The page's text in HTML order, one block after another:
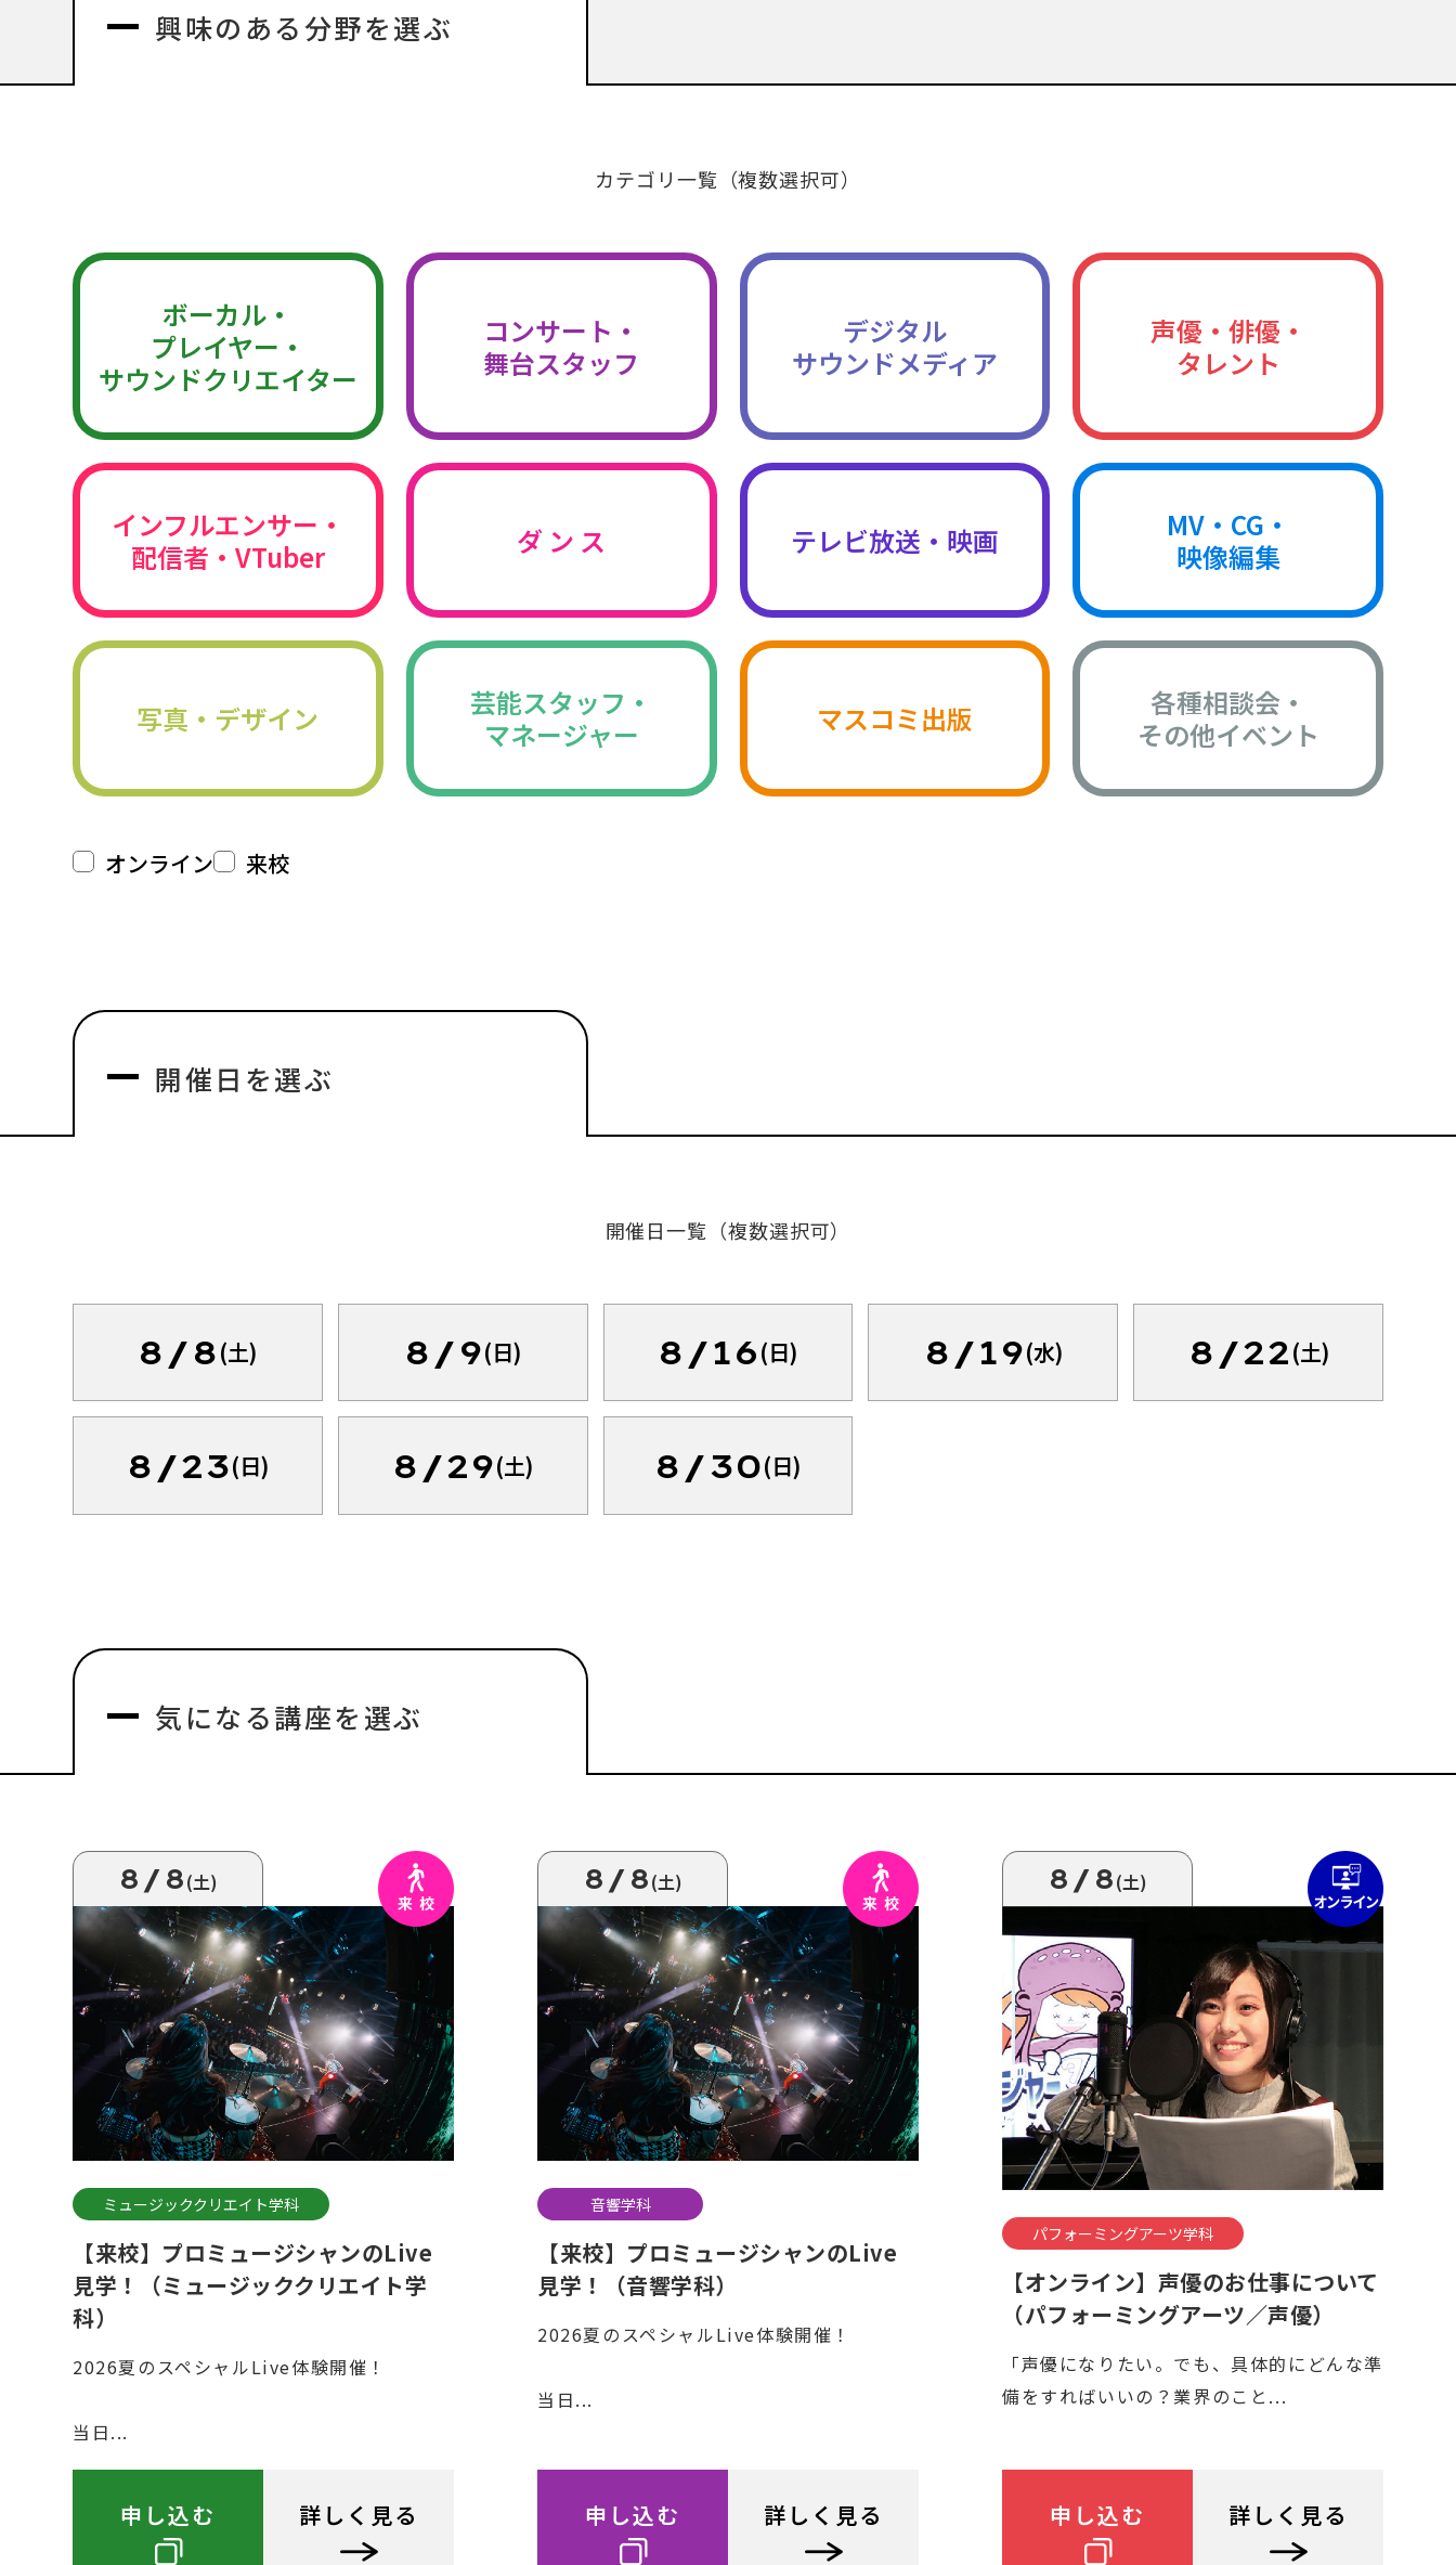
興味のある分野を選ぶ
カテゴリ一覧（複数選択可）
ボーカル・
プレイヤー・
サウンドクリエイター
コンサート・
舞台スタッフ
デジタル
サウンドメディア
声優・俳優・
タレント
インフルエンサー・
配信者・VTuber
ダ ン ス テレビ放送・映画
MV・CG・
映像編集
写真・デザイン
芸能スタッフ・
マネージャー
マスコミ出版
各種相談会・
その他イベント
オンライン 来校
開催日を選ぶ
開催日一覧（複数選択可）
8/8(土) 8/9(日) 8/16(日) 8/19(水) 8/22(土)
8/23(日) 8/29(土) 8/30(日)
気になる講座を選ぶ
8/8(土)
ミュージッククリエイト学科
【来校】プロミュージシャンのLive
見学！（ミュージッククリエイト学
科）
2026夏のスペシャルLive体験開催！
当日...
申し込む 詳しく見る
8/8(土)
音響学科
【来校】プロミュージシャンのLive
見学！（音響学科）
2026夏のスペシャルLive体験開催！
当日...
申し込む 詳しく見る
8/8(土)
パフォーミングアーツ学科
【オンライン】声優のお仕事について
（パフォーミングアーツ／声優）
「声優になりたい。でも、具体的にどんな準
備をすればいいの？業界のこと...
申し込む 詳しく見る